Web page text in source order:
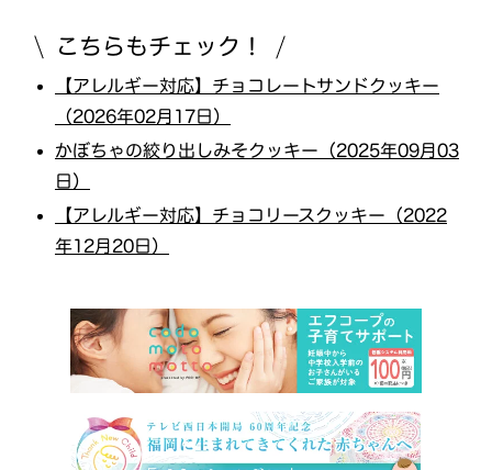
こちらもチェック！
【アレルギー対応】チョコレートサンドクッキー
（2026年02月17日）
かぼちゃの絞り出しみそクッキー（2025年09月03
日）
【アレルギー対応】チョコリースクッキー（2022
年12月20日）